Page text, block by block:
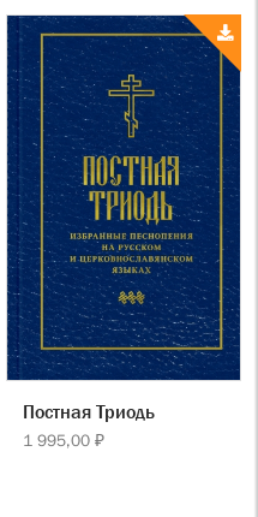
Постная Триодь
1 995,00 ₽